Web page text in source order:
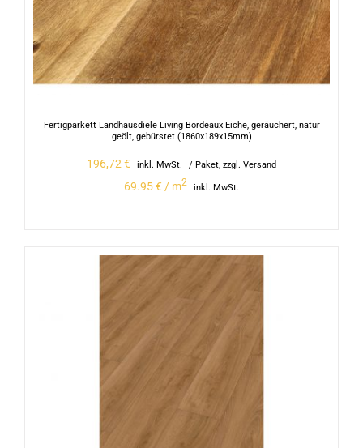
Fertigparkett Landhausdiele Living Bordeaux Eiche, geräuchert, natur
geölt, gebürstet (1860x189x15mm)
196,72€ inkl. MwSt. / Paket, zzgl. Versand
69.95 € / m2 inkl. MwSt.